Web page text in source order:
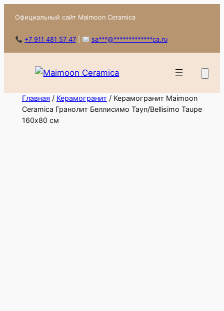
содержимому
Официальный сайт Maimoon Ceramica
+7 911 481 57 47 sa***@*************ca.ru
Главная / Керамогранит / Керамогранит Maimoon
Ceramica Гранолит Беллисимо Тауп/Bellisimo Taupe
160х80 см